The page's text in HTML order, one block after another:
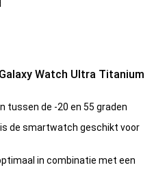
Watch Ultra Titanium
tussen de -20 en 55 graden
de smartwatch geschikt voor
in combinatie met een